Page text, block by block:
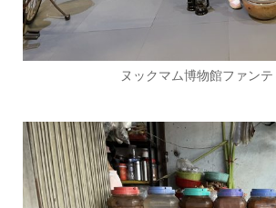
ヌックマム博物館ファン